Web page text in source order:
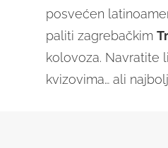
posvećen
paliti zagrebačkim
kolovoza. Navratite
kvizovima… ali